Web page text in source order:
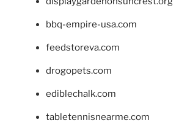
bbq-empire-usa.com
feedstoreva.com
drogopets.com
ediblechalk.com
tabletennisnearme.com